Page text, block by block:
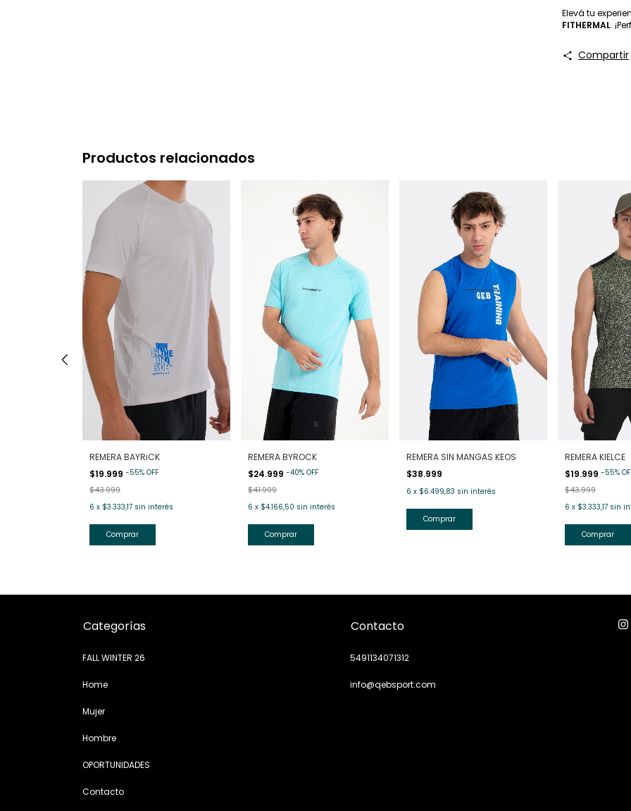
Elevá tu
FITHERMAL.
Compartir
Productos relacionados
REMERA BAYRiCK
$19.999 -55% OFF
$43.999
6 x $3.333,17 sin interés
Comprar
REMERA BYROCK
$24.999 -40% OFF
$41.999
6 x $4.166,50 sin interés
Comprar
REMERA SIN MANGAS KEOS
$38.999
6 x $6.499,83 sin interés
Comprar
REMERA KIELCE
$19.999 -55%
$43.999
6 x $3.333,17 sin
Comprar
Categorías
FALL WINTER 26
Home
Mujer
Hombre
OPORTUNIDADES
Contacto
Contacto
5491134071312
info@qebsport.com